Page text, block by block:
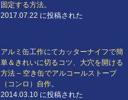
固定する方法。
2017.07.22 に投稿された
アルミ缶工作にてカッターナイフで簡
単＆きれいに切るコツ、大穴を開ける
方法 – 空き缶でアルコールストーブ
（コンロ）自作。
2014.03.10 に投稿された